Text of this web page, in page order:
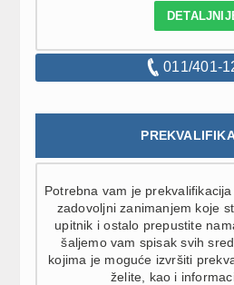
011/401-
Potrebna vam je
zadovoljni zanimanjem koje
upitnik i ostalo prepustite
šaljemo vam spisak svih
kojima je moguće izvršiti
želite, kao i